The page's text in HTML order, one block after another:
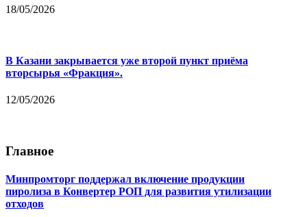
18/05/2026
В Казани закрывается уже второй пункт приёма
вторсырья «Фракция».
12/05/2026
Главное
Минпромторг поддержал включение продукции
пиролиза в Конвертер РОП для развития утилизации
отходов